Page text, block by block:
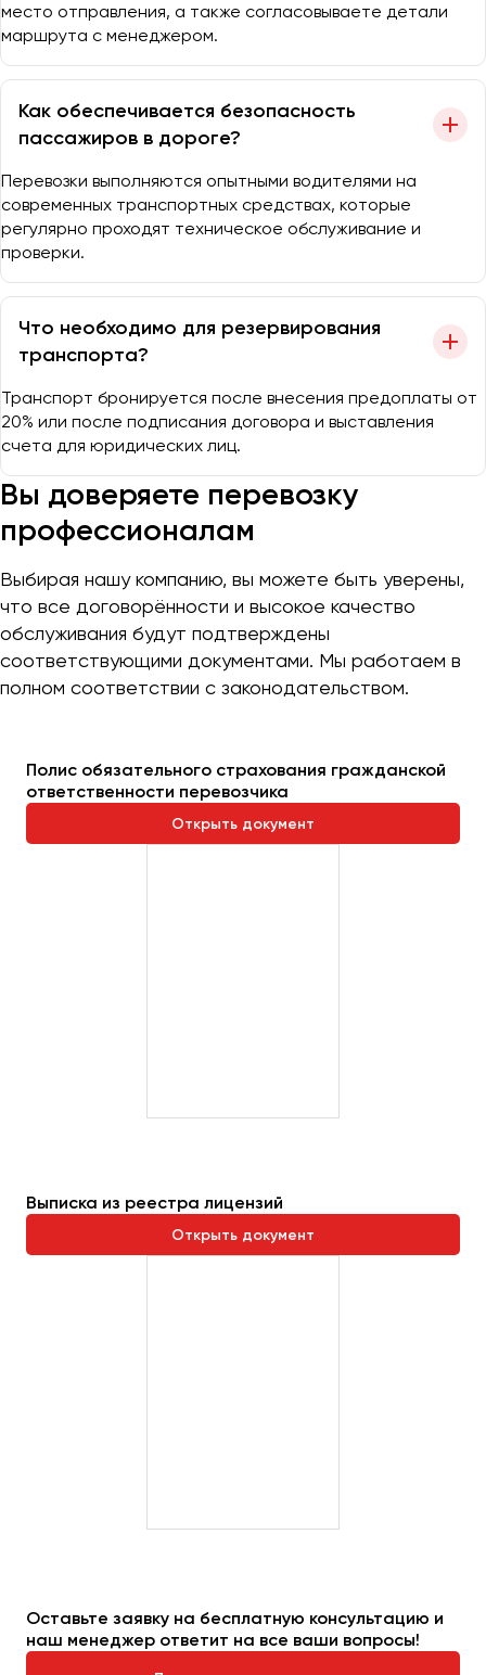
место отправления, а также согласовываете детали
маршрута с менеджером.
Как обеспечивается безопасность
пассажиров в дороге?
Перевозки выполняются опытными водителями на
современных транспортных средствах, которые
регулярно проходят техническое обслуживание и
проверки.
Что необходимо для резервирования
транспорта?
Транспорт бронируется после внесения предоплаты от
20% или после подписания договора и выставления
счета для юридических лиц.
Вы доверяете перевозку
профессионалам
Выбирая нашу компанию, вы можете быть уверены,
что все договорённости и высокое качество
обслуживания будут подтверждены
соответствующими документами. Мы работаем в
полном соответствии с законодательством.
Полис обязательного страхования гражданской
ответственности перевозчика
Открыть документ
Выписка из реестра лицензий
Открыть документ
Оставьте заявку на бесплатную консультацию и
наш менеджер ответит на все ваши вопросы!